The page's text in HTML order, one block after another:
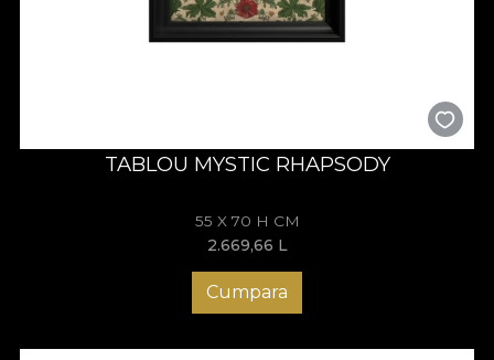
TABLOU MYSTIC RHAPSODY
55 X 70 H CM
2.669,66 L
Cumpara